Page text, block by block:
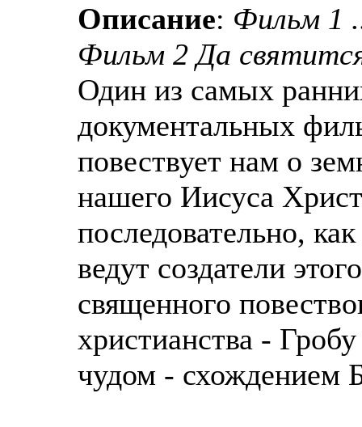
Описание: Фильм 1
Фильм 2 Да
Один из самых
документальных
повествует нам о
нашего Иисуса
последовательно,
ведут создатели
священного
христианства -
чудом - схождением